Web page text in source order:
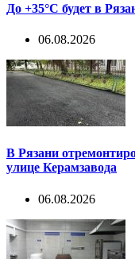
До +35°С будет в
06.08.2026
В Рязани
улице Керамзавода
06.08.2026